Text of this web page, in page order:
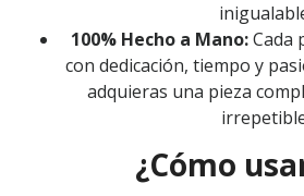
100% Hecho a Mano:Cada
con dedicación, tiempo y
adquieras una pieza
¿Cómo